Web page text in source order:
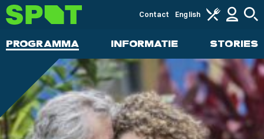
PROGRAMMA INFORMATIE STORIES
Contact English